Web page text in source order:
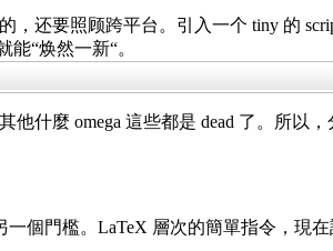
还要照顾跨平台。引入一个 tiny 的
“焕然一新“。
他什麼 omega 這些都是 dead 了。所以
個門檻。LaTeX 層次的簡單指令，現